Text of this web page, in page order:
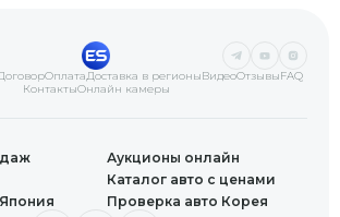
ОплатаДоставка в регионыВидеоОтзывыFAQ
КонтактыОнлайн камеры
Аукционы онлайн
Каталог авто с ценами
Проверка авто Корея